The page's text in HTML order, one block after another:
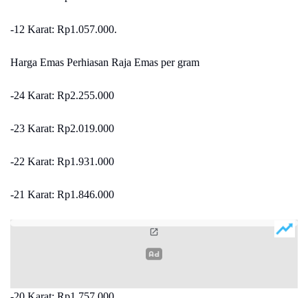
-12 Karat: Rp1.057.000.
Harga Emas Perhiasan Raja Emas per gram
-24 Karat: Rp2.255.000
-23 Karat: Rp2.019.000
-22 Karat: Rp1.931.000
-21 Karat: Rp1.846.000